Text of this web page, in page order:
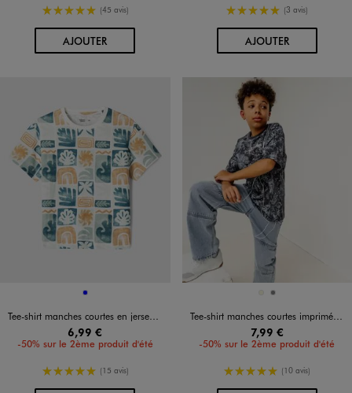
5/5 de moyenne
(45 avis)
AJOUTERAU PANIER
5/5 de moyenne
(3 avis)
AJOUTERAU PANIER
Disponible en 1 coloris
BLEU
Tee-shirt manches courtes en jersey de coton imprimé all over garçon
6,99 €
-50% sur le 2ème produit d'été
5/5 de moyenne
(15 avis)
Disponible en 2 coloris
BEIGEGRIS
Tee-shirt manches courtes imprimé coupe oversize garçon
7,99 €
-50% sur le 2ème produit d'été
5/5 de moyenne
(10 avis)